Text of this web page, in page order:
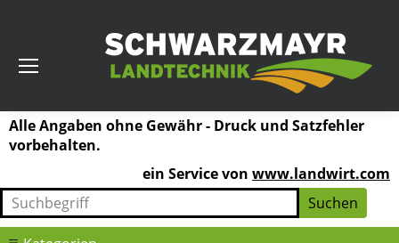
Alle Angaben ohne Gewähr - Druck und Satzfehler
vorbehalten.
ein Service von www.landwirt.com